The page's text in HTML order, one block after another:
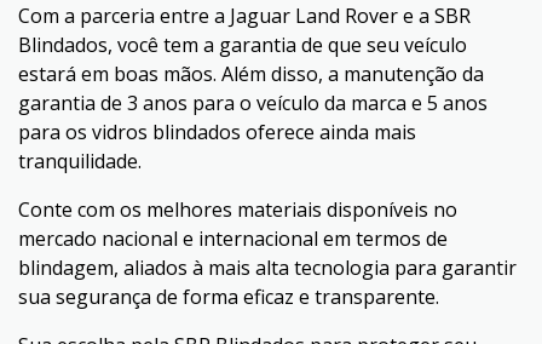
Com a parceria entre a Jaguar Land Rover e a SBR
Blindados, você tem a garantia de que seu veículo
estará em boas mãos. Além disso, a manutenção da
garantia de 3 anos para o veículo da marca e 5 anos
para os vidros blindados oferece ainda mais
tranquilidade.
Conte com os melhores materiais disponíveis no
mercado nacional e internacional em termos de
blindagem, aliados à mais alta tecnologia para garantir
sua segurança de forma eficaz e transparente.